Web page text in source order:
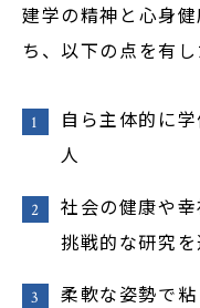
建学の精神と心身
ち、以下の点を有
自ら主体的に
人
社会の健康や
挑戦的な研究
柔軟な姿勢で